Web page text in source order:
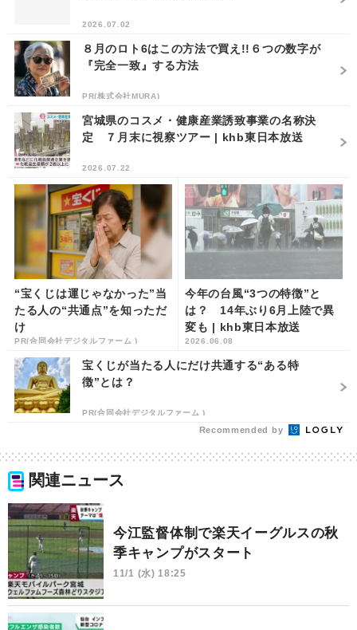
2026.07.02
８月のロト6はこの方法で買え!!６つの数字が
『完全一致』する方法
PR(株式会社MURA)
宮城県のコスメ・健康産業誘致事業の名称決
定 ７月末に視察ツアー | khb東日本放送
2026.07.22
“宝くじは運じゃなかった”当
たる人の“共通点”を知っただ
け
PR(合同会社デジタルファーム )
今年の台風“3つの特徴”と
は？ 14年ぶり6月上陸で異
変も | khb東日本放送
2026.06.08
宝くじが当たる人にだけ共通する“ある特
徴”とは？
PR(合同会社デジタルファーム )
Recommended by
関連ニュース
今江監督体制で楽天イーグルスの秋
季キャンプがスタート
11/1 (水) 18:25